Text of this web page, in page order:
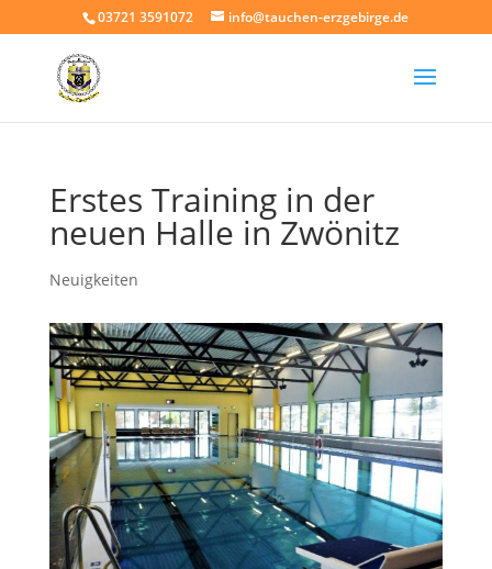
03721 3591072 info@tauchen-erzgebirge.de
Erstes Training in der
neuen Halle in Zwönitz
Neuigkeiten